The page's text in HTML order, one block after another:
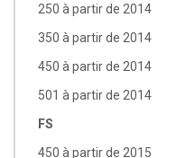
250 à partir de 2014
350 à partir de 2014
450 à partir de 2014
501 à partir de 2014
FS
450 à partir de 2015